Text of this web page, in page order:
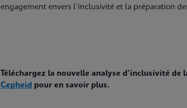
engagement envers l’inclusivité et la préparation
Téléchargez la nouvelle analyse d’inclusivité de
Cepheid pour en savoir plus.